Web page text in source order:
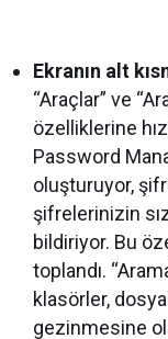
Ekranın alt
“Araçlar” ve
özelliklerine
Password
oluşturuyor,
şifrelerinizin
bildiriyor. Bu
toplandı.
klasörler,
gezinmesine